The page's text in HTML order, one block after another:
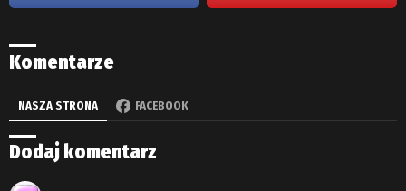
Komentarze
NASZA STRONA FACEBOOK
Dodaj komentarz